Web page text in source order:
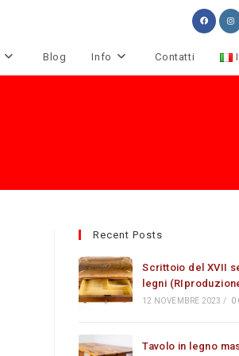
Blog Info Contatti
Recent Posts
Scrittoio del XVII
legni
12 NOVEMBRE 2023 / 0
Tavolo in legno